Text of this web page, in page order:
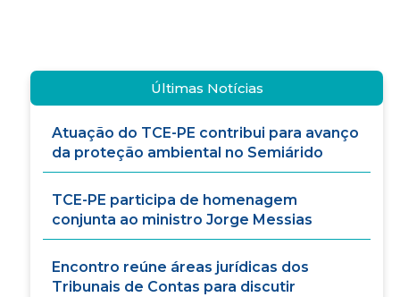
Últimas Notícias
Atuação do TCE-PE contribui para avanço
da proteção ambiental no Semiárido
TCE-PE participa de homenagem
conjunta ao ministro Jorge Messias
Encontro reúne áreas jurídicas dos
Tribunais de Contas para discutir